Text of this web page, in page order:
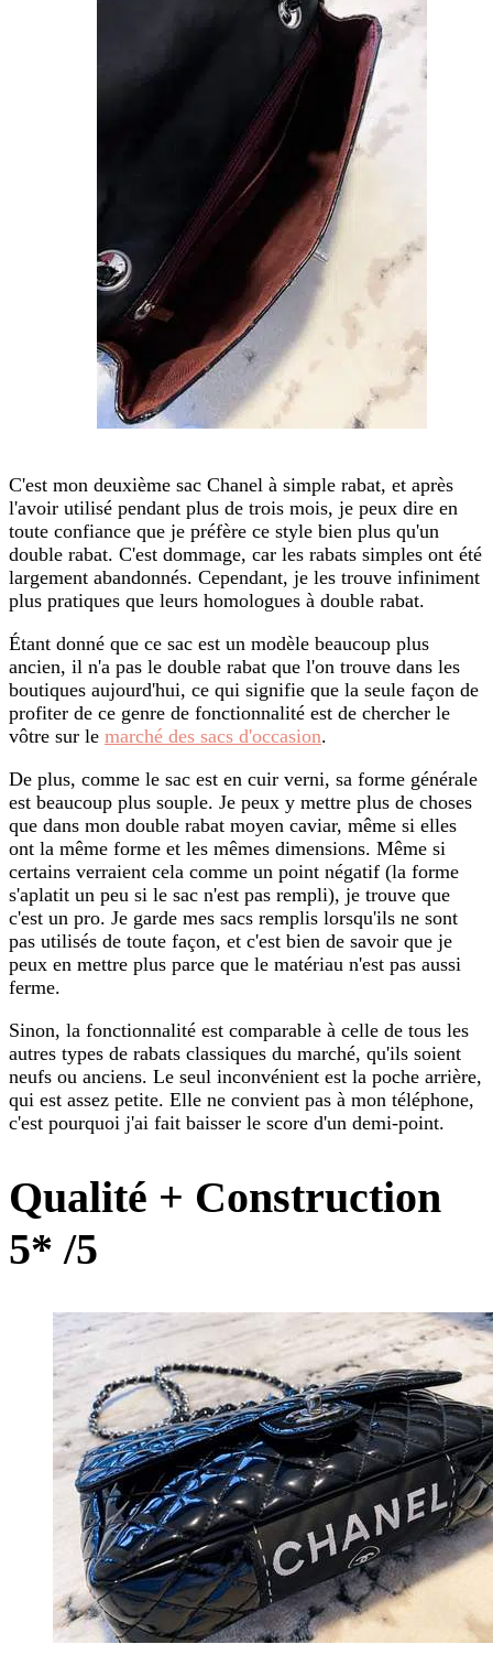
C'est mon deuxième sac Chanel à simple rabat, et après
l'avoir utilisé pendant plus de trois mois, je peux dire en
toute confiance que je préfère ce style bien plus qu'un
double rabat. C'est dommage, car les rabats simples ont été
largement abandonnés. Cependant, je les trouve infiniment
plus pratiques que leurs homologues à double rabat.
Étant donné que ce sac est un modèle beaucoup plus
ancien, il n'a pas le double rabat que l'on trouve dans les
boutiques aujourd'hui, ce qui signifie que la seule façon de
profiter de ce genre de fonctionnalité est de chercher le
vôtre sur le marché des sacs d'occasion.
De plus, comme le sac est en cuir verni, sa forme générale
est beaucoup plus souple. Je peux y mettre plus de choses
que dans mon double rabat moyen caviar, même si elles
ont la même forme et les mêmes dimensions. Même si
certains verraient cela comme un point négatif (la forme
s'aplatit un peu si le sac n'est pas rempli), je trouve que
c'est un pro. Je garde mes sacs remplis lorsqu'ils ne sont
pas utilisés de toute façon, et c'est bien de savoir que je
peux en mettre plus parce que le matériau n'est pas aussi
ferme.
Sinon, la fonctionnalité est comparable à celle de tous les
autres types de rabats classiques du marché, qu'ils soient
neufs ou anciens. Le seul inconvénient est la poche arrière,
qui est assez petite. Elle ne convient pas à mon téléphone,
c'est pourquoi j'ai fait baisser le score d'un demi-point.
Qualité + Construction
5* /5